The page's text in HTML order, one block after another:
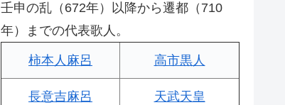
壬申の乱（672年）以降から遷都（710
年）までの代表歌人。
柿本人麻呂 高市黒人
長意吉麻呂 天武天皇